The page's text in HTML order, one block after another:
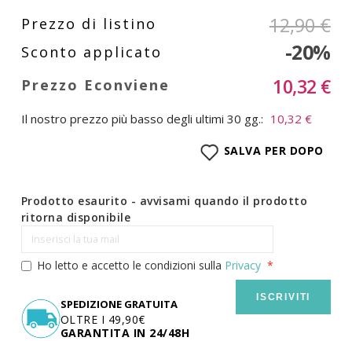
12,90 €
-20%
10,32 €
Il nostro prezzo più basso degli ultimi 30 gg.: 10,32 €
SALVA PER DOPO
Prodotto esaurito - avvisami quando il prodotto
ritorna disponibile
Ho letto e accetto le condizioni sulla Privacy
ISCRIVITI
SPEDIZIONE GRATUITA
OLTRE I 49,90€
GARANTITA IN 24/48H